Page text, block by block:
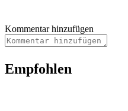
Kommentar hinzufügen
Empfohlen